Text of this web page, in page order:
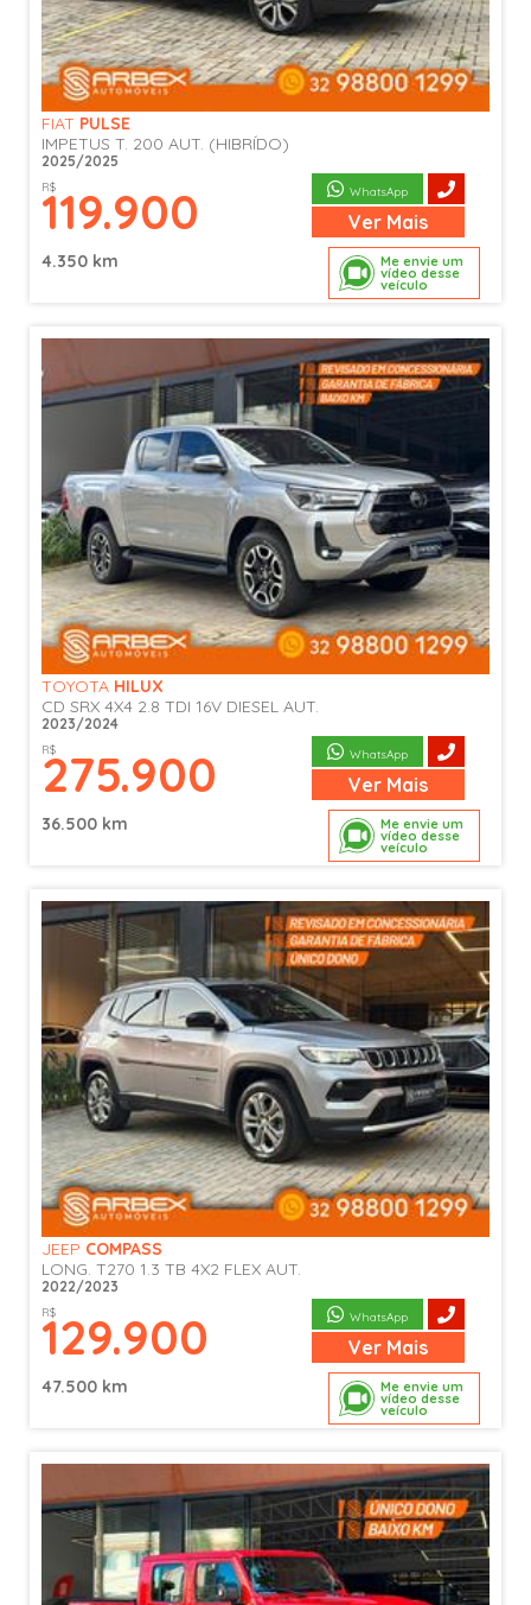
Me envie um
vídeo desse
veículo
FIAT PULSE
IMPETUS T. 200 AUT. (HIBRÍDO)
2025/2025
R$
119.900 WhatsApp
Ver Mais
4.350 km
Me envie um
vídeo desse
veículo
TOYOTA HILUX
CD SRX 4X4 2.8 TDI 16V DIESEL AUT.
2023/2024
R$
275.900 WhatsApp
Ver Mais
36.500 km
Me envie um
vídeo desse
veículo
JEEP COMPASS
LONG. T270 1.3 TB 4X2 FLEX AUT.
2022/2023
R$
129.900 WhatsApp
Ver Mais
47.500 km